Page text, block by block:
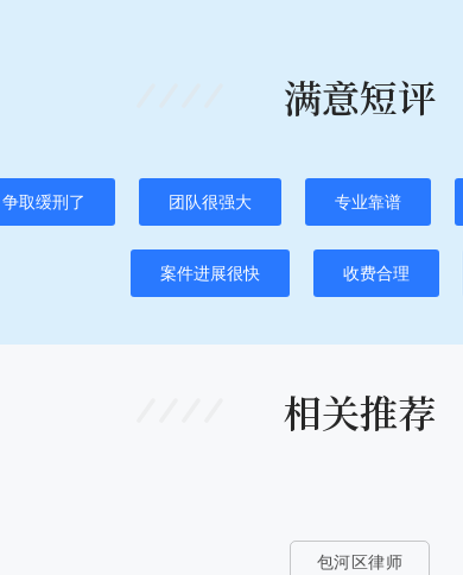
满意短评
争取缓刑了 团队很强大 专业靠谱
案件进展很快 收费合理
相关推荐
包河区律师